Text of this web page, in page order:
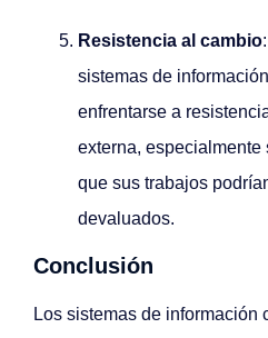
Resistencia al cambio
sistemas de
enfrentarse a
externa,
que sus trabajos
devaluados.
Conclusión
Los sistemas de información